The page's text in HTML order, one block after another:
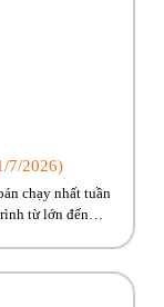
7/2026)
chạy nhất tuần
từ lớn đến